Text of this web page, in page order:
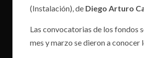
(Instalación), de Diego Arturo
Las convocatorias de los fondos
mes y marzo se dieron a conocer